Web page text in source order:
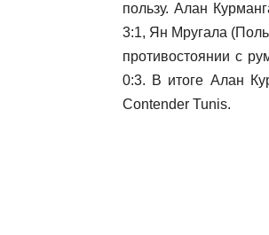
пользу. Алан
3:1, Ян Мругала
противостоянии с
0:3. В итоге Алан
Contender Tunis.